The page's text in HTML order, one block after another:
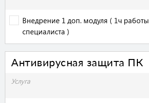
Внедрение 1 доп. модуля ( 1ч работы
специалиста )
Антивирусная защита ПК
Услуга